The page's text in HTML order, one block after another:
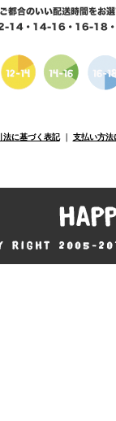
法に基づく表記｜ 支払い方法